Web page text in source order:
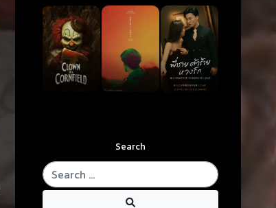
Search